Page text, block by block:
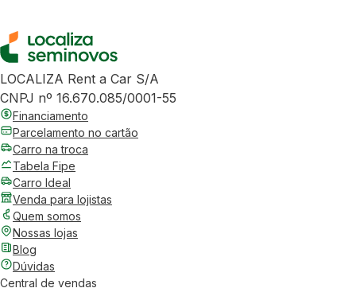
LOCALIZA Rent a Car S/A
CNPJ nº 16.670.085/0001-55
Financiamento
Parcelamento no cartão
Carro na troca
Tabela Fipe
Carro Ideal
Venda para lojistas
Quem somos
Nossas lojas
Blog
Dúvidas
Central de vendas